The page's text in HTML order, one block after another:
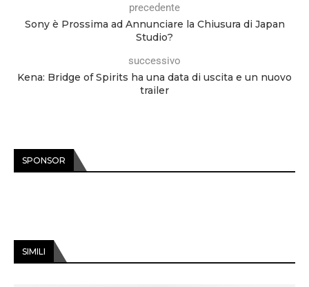
precedente
Sony è Prossima ad Annunciare la Chiusura di Japan
Studio?
successivo
Kena: Bridge of Spirits ha una data di uscita e un nuovo
trailer
SPONSOR
SIMILI